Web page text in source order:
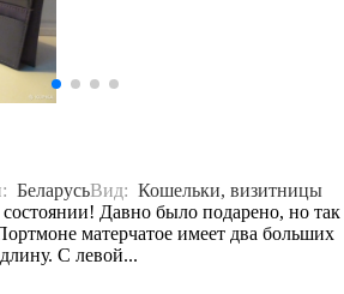
БеларусьВид: Кошельки, визитницы
Давно было подарено, но так
матерчатое имеет два больших
С левой...